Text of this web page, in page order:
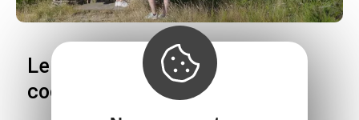
Le Puech Monseigne et ses
coccinelles